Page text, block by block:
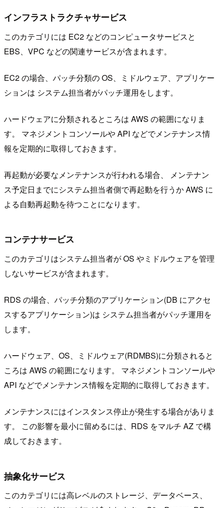
インフラストラクチャサービス
このカテゴリには EC2 などのコンピュータサービスと
EBS、VPC などの関連サービスが含まれます。
EC2 の場合、パッチ分類の OS、ミドルウェア、アプリケー
ションは システム担当者がパッチ運用をします。
ハードウェアに分類されるところは AWS の範囲になりま
す。 マネジメントコンソールや API などでメンテナンス情
報を定期的に取得しておきます。
再起動が必要なメンテナンスが行われる場合、 メンテナン
ス予定日までにシステム担当者側で再起動を行うか AWS に
よる自動再起動を待つことになります。
コンテナサービス
このカテゴリはシステム担当者が OS やミドルウェアを管理
しないサービスが含まれます。
RDS の場合、パッチ分類のアプリケーション(DB にアクセ
スするアプリケーション)は システム担当者がパッチ運用を
します。
ハードウェア、OS、ミドルウェア(RDMBS)に分類されると
ころは AWS の範囲になります。 マネジメントコンソールや
API などでメンテナンス情報を定期的に取得しておきます。
メンテナンスにはインスタンス停止が発生する場合がありま
す。 この影響を最小に留めるには、RDS をマルチ AZ で構
成しておきます。
抽象化サービス
このカテゴリには高レベルのストレージ、データベース、